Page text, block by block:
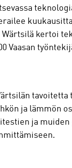
Wärtsilä kertoi
Vaasan
ja lämmön
ja